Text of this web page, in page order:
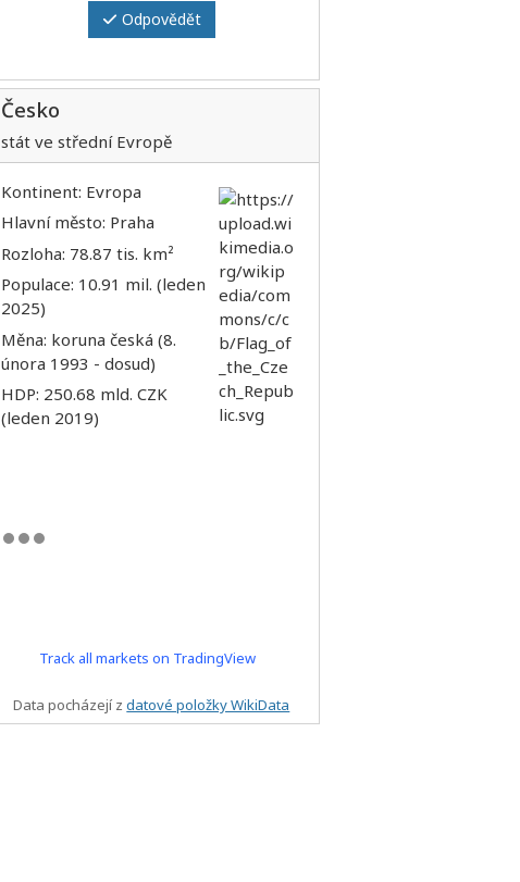
Odpovědět
Česko
stát ve střední Evropě
Kontinent: Evropa
Hlavní město: Praha
Rozloha: 78.87 tis. km²
Populace: 10.91 mil. (leden
2025)
Měna: koruna česká (8.
února 1993 - dosud)
HDP: 250.68 mld. CZK
(leden 2019)
Track all markets on TradingView
Data pocházejí zdatové položky WikiData